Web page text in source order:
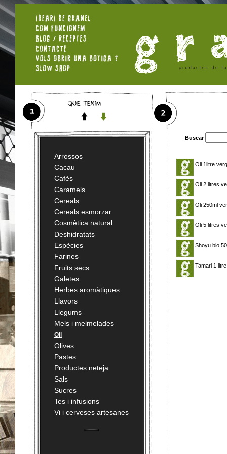
Arrossos
Cacau
Cafès
Caramels
Cereals
Cereals esmorzar
Cosmètica natural
Deshidratats
Espècies
Farines
Fruits secs
Galetes
Herbes aromàtiques
Llavors
Llegums
Mels i melmelades
Oli
Olives
Pastes
Productes neteja
Sals
Sucres
Tes i infusions
Vi i cerveses artesanes
Buscar
Oli 1litre
Oli 2 litres
Oli 250ml
Oli 5 litres
Shoyu bio
Tamari 1